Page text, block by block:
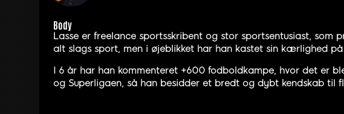
Body
Lasse er freelance sportsskribent og stor sportsentusiast,
alt slags sport, men i øjeblikket har han kastet sin kærlighed
I 6 år har han kommenteret +600 fodboldkampe, hvor det er
og Superligaen, så han besidder et bredt og dybt kendskab til